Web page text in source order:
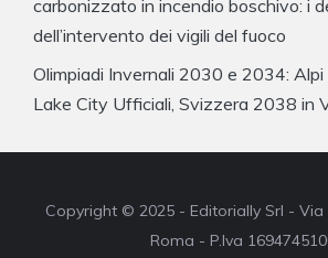
carbonizzato in incendio boschivo: i
dell’intervento dei vigili del fuoco
Olimpiadi Invernali 2030 e 2034: Alpi
Lake City Ufficiali, Svizzera 2038 in
Copyright © 2025 - Editorially Srl - Via
Roma - P.Iva